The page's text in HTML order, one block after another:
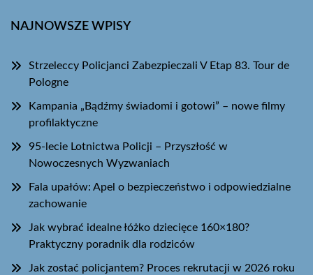
NAJNOWSZE WPISY
Strzeleccy Policjanci Zabezpieczali V Etap 83. Tour de
Pologne
Kampania „Bądźmy świadomi i gotowi” – nowe filmy
profilaktyczne
95-lecie Lotnictwa Policji – Przyszłość w
Nowoczesnych Wyzwaniach
Fala upałów: Apel o bezpieczeństwo i odpowiedzialne
zachowanie
Jak wybrać idealne łóżko dziecięce 160×180?
Praktyczny poradnik dla rodziców
Jak zostać policjantem? Proces rekrutacji w 2026 roku